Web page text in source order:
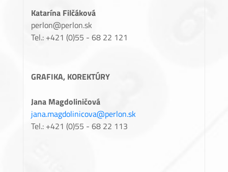
Katarína Filčáková
perlon@perlon.sk
Tel.: +421 (0)55 - 68 22 121
GRAFIKA, KOREKTÚRY
Jana Magdoliničová
jana.magdolinicova@perlon.sk
Tel.: +421 (0)55 - 68 22 113